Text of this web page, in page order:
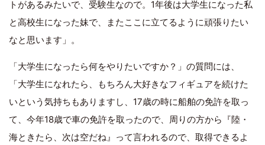
トがあるみたいで、受験生なので。1年後は大学生になった私
と高校生になった妹で、またここに立てるように頑張りたい
なと思います」。
「大学生になったら何をやりたいですか？」の質問には、
「大学生になれたら、もちろん大好きなフィギュアを続けた
いという気持ちもありますし、17歳の時に船舶の免許を取っ
て、今年18歳で車の免許を取ったので、周りの方から『陸・
海ときたら、次は空だね』って言われるので、取得できるよ